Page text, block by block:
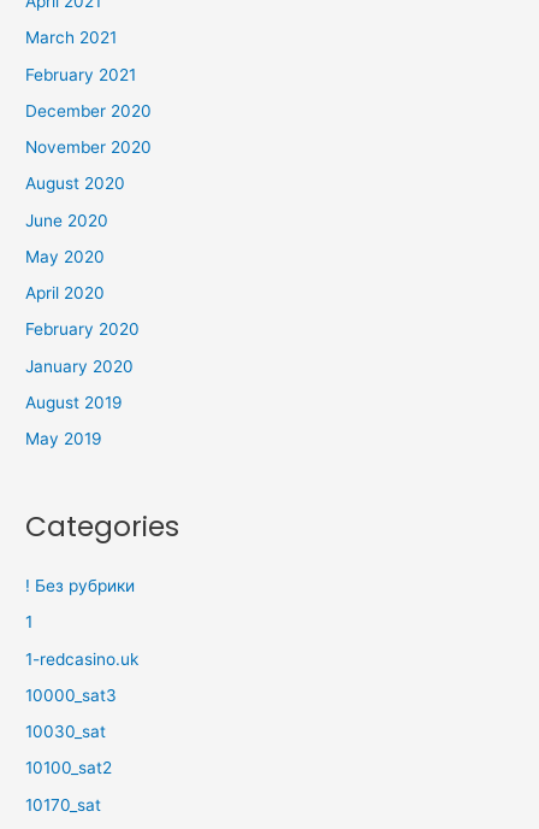
March 2021
February 2021
December 2020
November 2020
August 2020
June 2020
May 2020
April 2020
February 2020
January 2020
August 2019
May 2019
Categories
! Без рубрики
1
1-redcasino.uk
10000_sat3
10030_sat
10100_sat2
10170_sat